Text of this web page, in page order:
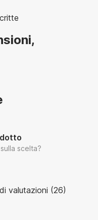
scelta?
valutazioni (26)